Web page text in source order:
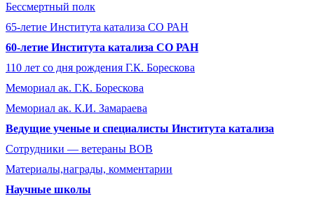
Бессмертный полк
65-летие Института катализа СО РАН
60-летие Института катализа СО РАН
110 лет со дня рождения Г.К. Борескова
Мемориал ак. Г.К. Борескова
Мемориал ак. К.И. Замараева
Ведущие ученые и специалисты Института катализа
Сотрудники ― ветераны ВОВ
Материалы,награды, комментарии
Научные школы